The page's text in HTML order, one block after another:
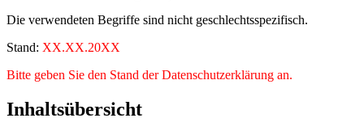
Die verwendeten Begriffe sind nicht geschlechtsspezifisch.
Stand: XX.XX.20XX
Bitte geben Sie den Stand der Datenschutzerklärung an.
Inhaltsübersicht